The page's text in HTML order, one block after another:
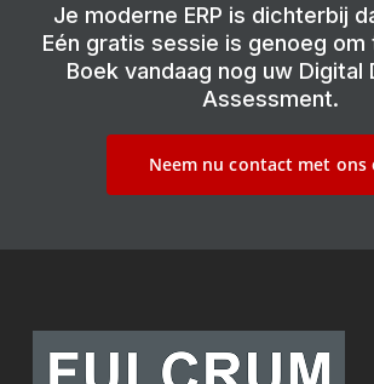
Je moderne ERP is dichterbij
Eén gratis sessie is genoeg om
Boek vandaag nog uw Digital
Assessment.
Neem nu contact met ons